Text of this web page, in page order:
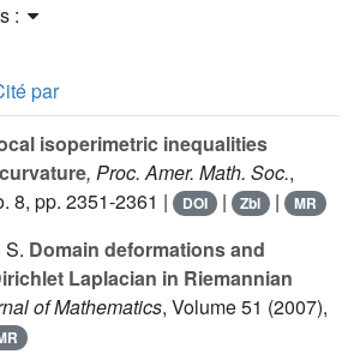
:
par
isoperimetric inequalities
, Proc. Amer. Math. Soc.,
8, pp. 2351-2361 | DOI | Zbl | MR
Domain deformations and
Laplacian in Riemannian
of Mathematics, Volume 51 (2007),